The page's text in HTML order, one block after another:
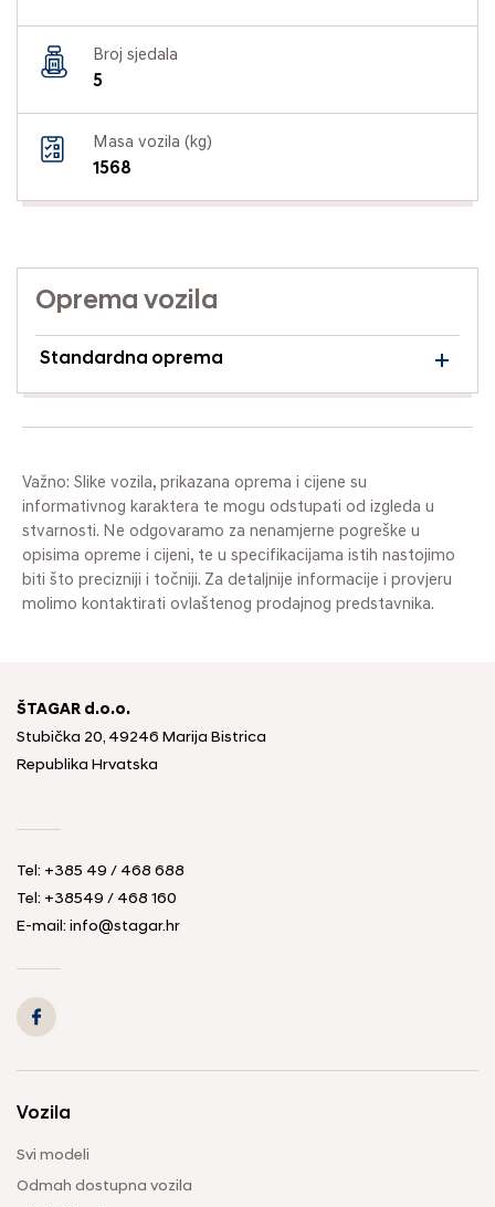
Broj sjedala
5
Masa vozila (kg)
1568
Oprema vozila
Standardna oprema
Važno: Slike vozila, prikazana oprema i cijene su
informativnog karaktera te mogu odstupati od izgleda u
stvarnosti. Ne odgovaramo za nenamjerne pogreške u
opisima opreme i cijeni, te u specifikacijama istih nastojimo
biti što precizniji i točniji. Za detaljnije informacije i provjeru
molimo kontaktirati ovlaštenog prodajnog predstavnika.
ŠTAGAR d.o.o.
Stubička 20, 49246 Marija Bistrica
Republika Hrvatska
Tel: +385 49 / 468 688
Tel: +38549 / 468 160
E-mail: info@stagar.hr
Vozila
Svi modeli
Odmah dostupna vozila